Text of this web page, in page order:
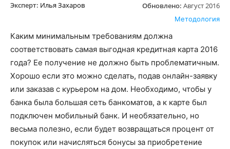
Эксперт: Илья Захаров Обновлено: Август 2016
Методология
Каким минимальным требованиям должна
соответствовать самая выгодная кредитная карта 2016
года? Ее получение не должно быть проблематичным.
Хорошо если это можно сделать, подав онлайн-заявку
или заказав с курьером на дом. Необходимо, чтобы у
банка была большая сеть банкоматов, а к карте был
подключен мобильный банк. И необязательно, но
весьма полезно, если будет возвращаться процент от
покупок или начисляться бонусы за приобретение